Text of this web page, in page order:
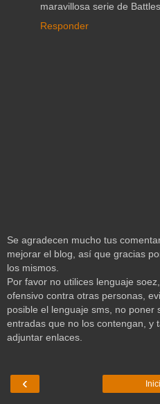
maravillosa serie de
Responder
Se agradecen mucho tus
mejorar el blog, así que gracias
los mismos.
Por favor no utilices lenguaje
ofensivo contra otras personas,
posible el lenguaje sms, no poner
entradas que no los contengan, y
adjuntar enlaces.
‹